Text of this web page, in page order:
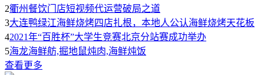
2衢州餐饮门店短视频代运营破局之道
3大连鸭绿江海鲜烧烤四店扎根，本地人公认海鲜烧烤天花板
42021年“百胜杯”大学生竞赛北京分站赛成功举办
5海龙海鲜舫,掘地鼠炖肉,海鲜炖饭
查看更多